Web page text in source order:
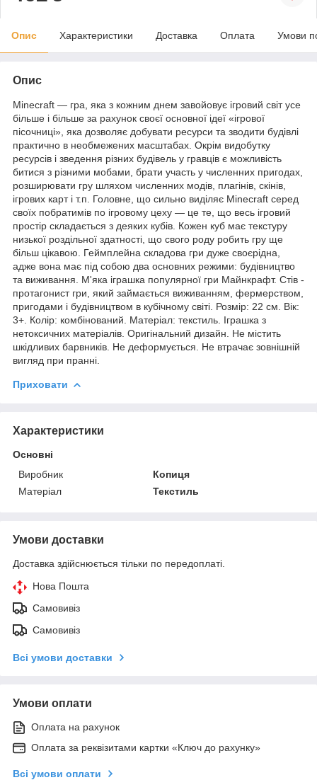
Опис Характеристики Доставка Оплата Умови
Опис
Minecraft — гра, яка з кожним днем завойовує ігровий світ усе
більше і більше за рахунок своєї основної ідеї «ігрової
пісочниці», яка дозволяє добувати ресурси та зводити будівлі
практично в необмежених масштабах. Окрім видобутку
ресурсів і зведення різних будівель у гравців є можливість
битися з різними мобами, брати участь у численних пригодах,
розширювати гру шляхом численних модів, плагінів, скінів,
ігрових карт і т.п. Головне, що сильно виділяє Minecraft серед
своїх побратимів по ігровому цеху — це те, що весь ігровий
простір складається з деяких кубів. Кожен куб має текстуру
низької роздільної здатності, що свого роду робить гру ще
більш цікавою. Геймплейна складова гри дуже своєрідна,
адже вона має під собою два основних режими: будівництво
та виживання. М'яка іграшка популярної гри Майнкрафт. Стів -
протагонист гри, який займається виживанням, фермерством,
пригодами і будівництвом в кубічному світі. Розмір: 22 см. Вік:
3+. Колір: комбінований. Матеріал: текстиль. Іграшка з
нетоксичних матеріалів. Оригінальний дизайн. Не містить
шкідливих барвників. Не деформується. Не втрачає зовнішній
вигляд при пранні.
Приховати
Характеристики
Основні
Виробник
Копиця
Матеріал
Текстиль
Умови доставки
Доставка здійснюється тільки по передоплаті.
Нова Пошта
Самовивіз
Самовивіз
Всі умови доставки
Умови оплати
Оплата на рахунок
Оплата за реквізитами картки «Ключ до рахунку»
Всі умови оплати